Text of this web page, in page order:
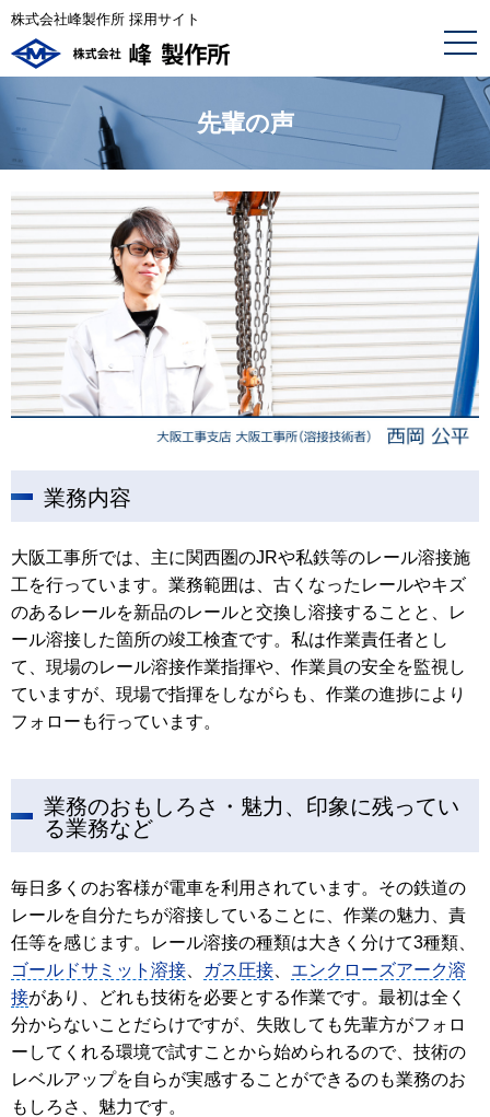
株式会社峰製作所 採用サイト
先輩の声
業務内容
大阪工事所では、主に関西圏のJRや私鉄等のレール溶接施
工を行っています。業務範囲は、古くなったレールやキズ
のあるレールを新品のレールと交換し溶接することと、レ
ール溶接した箇所の竣工検査です。私は作業責任者とし
て、現場のレール溶接作業指揮や、作業員の安全を監視し
ていますが、現場で指揮をしながらも、作業の進捗により
フォローも行っています。
業務のおもしろさ・魅力、印象に残ってい
る業務など
毎日多くのお客様が電車を利用されています。その鉄道の
レールを自分たちが溶接していることに、作業の魅力、責
任等を感じます。レール溶接の種類は大きく分けて3種類、
ゴールドサミット溶接
ガス圧接
エンクローズアーク溶
接があり、どれも技術を必要とする作業です。最初は全く
分からないことだらけですが、失敗しても先輩方がフォロ
ーしてくれる環境で試すことから始められるので、技術の
レベルアップを自らが実感することができるのも業務のお
もしろさ、魅力です。